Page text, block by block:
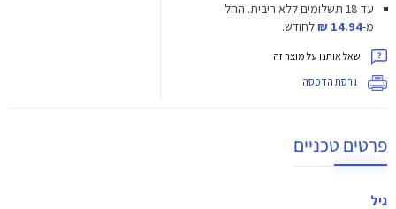
עד 18 תשלומים ללא ריבית.
החל
מ-14.94 ₪ לחודש.
שאל אותנו על מוצר זה
גרסת הדפסה
פרטים טכניים
גיל